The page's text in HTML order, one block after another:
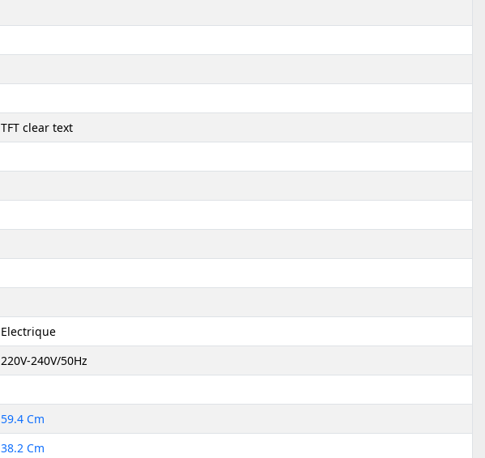
TFT clear text
Electrique
220V-240V/50Hz
59.4 Cm
38.2 Cm